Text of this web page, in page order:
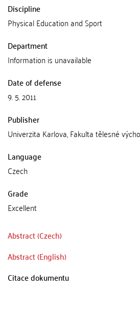
Discipline
Physical Education and Sport
Department
Information is unavailable
Date of defense
9. 5. 2011
Publisher
Univerzita Karlova, Fakulta tělesné
Language
Czech
Grade
Excellent
Abstract (Czech)
Abstract (English)
Citace dokumentu